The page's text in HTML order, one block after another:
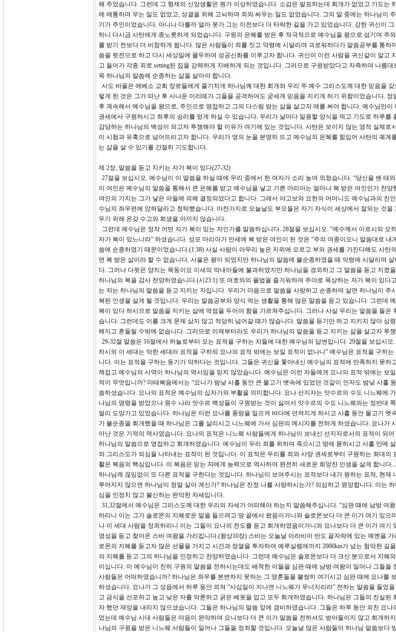
해 주었습니다. 그런데 그 형제의 신앙생활은 뭔가 이상하였습니다. 소감은 발표하는데 회개가 없었고 기도는
에 애통하며 우는 일도 없었고, 성결을 위해 고뇌하며 죄와 싸우는 일도 없었습니다. 그의 말 중에는 하나님이
기가 주인이었습니다. 아니나 다를까 얼마 못가 그는 이전보다 더 타락한 길을 가고 있었습니다. 강한 귀신이
하니 다시금 사탄에게 종노릇하게 되었습니다. 구원의 은혜를 받은 후 적극적으로 예수님을 왕으로 섬기며 주
를 받기 전보다 더 비참하게 됩니다. 많은 사람들이 죄를 짓고 악령에 시달리며 괴로워하다가 말씀공부를 통하
씀을 뒷전으로 하고 다시 세상일에 몰두하여 성공신화를 이루고자 합니다. 귀신이 이런 사람을 귀신같이 알고
고 들어가 각종 죄로 setting된 집을 강력하게 지배하게 되는 것입니다. 그러므로 구원받았다고 자족하며 나름
욱 하나님의 말씀에 순종하는 삶을 살아야 합니다.
사도 바울은 에베소 교회 장로들에게 줄기차게 하나님께 대한 회개와 우리 주 예수 그리스도께 대한 믿음을 갖
렇게 한 것은 그가 떠난 후 사나운 이리떼가 그들을 공격하여도 굳세게 믿음을 지키게 하기 위함이었습니다.
후 계속해서 예수님을 왕으로, 주인으로 영접하고 그의 다스림 받는 삶을 살고자 애를 써야 합니다. 예수님만이
권세에서 구원하시고 최후의 승리를 얻게 하실 수 있습니다. 우리가 날마다 일용할 양식을 먹고 기도로 하루를
감당하는 하나님의 백성이 되고자 투쟁해야 할 이유가 여기에 있는 것입니다. 사탄은 보이지 않는 영적 실체로
이 시험과 유혹으로 넘어뜨리고자 합니다. 우리가 영의 눈을 분명히 뜨고 예수님의 은혜를 힘입어 사탄의 궤계
는 삶을 살 수 있기를 간절히 기도합니다.
제 2장, 말씀을 듣고 지키는 자가 복이 있다(27-32)
27절을 보십시오. 예수님이 이 말씀을 하실 때에 무리 중에서 한 여자가 소리 높여 외쳤습니다. “당신을 밴 태
이 여인은 예수님의 말씀을 통해서 큰 은혜를 받고 예수님을 낳고 기른 마리아는 얼마나 복 받은 여인인가 찬
여인의 가치는 그가 낳은 아들에 의해 결정되었다고 합니다. 그래서 야고보와 요한의 어머니도 예수님과의 친
수님의 좌우편에 앉혀달라고 청탁했습니다. 마찬가지로 오늘날도 부모들은 자기 자식이 세상에서 잘되는 것을
우기 위해 온갖 수고와 희생을 아끼지 않습니다.
그런데 예수님은 정작 어떤 자가 복이 있는 자인가를 말씀하십니다. 28절을 보십시오. “예수께서 이르시되 오
자가 복이 있느니라” 하셨습니다. 성모 마리아가 만세에 복 받은 여인이 된 것은 “주의 여종이오니 말씀대로 내
씀에 순종하였기 때문이었습니다.(1:38) 사실 사람이 아무리 높은 지위에 오르고 부와 권세를 가진다해도 사탄
면 복 받은 삶이라 할 수 없습니다. 사울은 왕이 되었지만 하나님의 말씀에 불순종하였을 때 악령에 시달리며
다. 그러나 다윗은 양치는 목동이요 이새의 막내아들에 불과하였지만 하나님을 경외하고 그 말씀을 듣고 지켰
하나님의 복을 감사 찬양하였습니다.(시23:1) 또 여호와의 율법을 즐거워하여 주야로 묵상하는 자가 복이 있다
는 자는 하나님의 말씀을 듣고 지키는 자입니다. 우리가 마음으로 말씀을 사랑하고 순종하여 살면 하나님이 주
복된 인생을 살게 될 것입니다. 우리는 말씀공부와 양식 먹는 생활을 통해 많은 말씀을 듣고 있습니다. 그런데
복이 있다 하시므로 말씀을 지키는 삶에 역점을 두어야 함을 가르쳐주십니다. 그러나 사실 우리는 말씀을 들은
습니다. 그런데도 이를 크게 문제 삼지 않고 적당히 넘어갈 때가 많습니다. 말씀을 듣기만 하고 지키지 않아 심
해지고 흔들릴 수밖에 없습니다. 그러므로 이제부터라도 우리가 하나님의 말씀을 듣고 지키는 삶을 살고자 투
29-32절 말씀은 16절에서 하늘로부터 오는 표적을 구하는 자들에 대한 예수님의 답변입니다. 29절을 보십시
하시되 이 세대는 악한 세대라 표적을 구하되 요나의 표적 밖에는 보일 표적이 없나니” 예수님은 표적을 구하
니다. 이는 표적을 구하는 동기가 악하다는 것입니다. 그들은 귀신을 쫓아내신 예수님의 표적에 만족하지 못하
책잡고 예수님의 사역이 하나님의 역사임을 믿지 않았습니다. 예수님은 이런 자들에게 요나의 표적 밖에는 보
적이 무엇입니까? 마태복음에서는 “요나가 밤낮 사흘 동안 큰 물고기 뱃속에 있었던 것같이 인자도 밤낮 사흘
씀하셨습니다. 요나의 표적은 예수님의 십자가와 부활을 의미합니다. 요나 선지자는 앗수르의 수도 니느웨에
나님의 명령을 받았으나 원수 나라 앗수르 백성들이 구원받는 것이 싫어서 앗수르의 수도 니느웨와는 정반대
멀리 도망가고 있었습니다. 하나님은 이런 요나를 풍랑을 일으켜 바다에 던져지게 하시고 사흘 동안 물고기 뱃
가 불순종을 회개했을 때 하나님은 그를 살리시고 니느웨에 가서 심판의 메시지를 전하게 하셨습니다. 요나가
아난 것은 기적의 역사였습니다. 요나의 표적은 니느웨 사람들에게 하나님이 보내신 선지자로서의 표적이 되
하나님의 말씀으로 영접하고 회개하였습니다. 예수님이 우리 죄를 위하여 죽으시고 땅에 묻히시고 사흘 만에
와 그리스도가 되심을 나타내는 표적이 된 것입니다. 이 표적은 우리를 죄와 사망 권세로부터 구원하는 최대의
활은 복음의 핵심입니다. 이 복음은 믿는 자에게 능력으로 역사하여 완전히 새로운 희망찬 인생을 살게 합니다.
하나님께 끊임없이 또 다른 표적을 구한다는 것입니다. 하나님이 보여주시는 표적보다 내가 원하는 표적, 현재
루어지지 않으면 하나님이 정말 살아 계신가? 하나님은 진정 나를 사랑하시는가? 의심하고 원망합니다. 이는
심을 인정치 않고 불신하는 완악한 자세입니다.
31,32절에서 예수님은 그리스도께 대한 우리의 자세가 어떠해야 하는지 말씀해주십니다. “심판 때에 남방 여
하리니 이는 그가 솔로몬의 지혜로운 말을 들으려고 땅 끝에서 왔음이거니와 솔로몬보다 더 큰 이가 여기 있으
나 이 세대 사람을 정죄하리니 이는 그들이 요나의 전도를 듣고 회개하였음이거니와 요나보다 더 큰 이가 여기
명성을 듣고 찾아온 스바 여왕을 가리킵니다.(왕상10장) 스바는 오늘날 아라비아 반도 끝자락에 있는 예멘을
로몬의 지혜를 듣고자 많은 선물을 가지고 시간과 정열을 투자하여 예루살렘에까지 2000km가 넘는 험악한 길
의 지혜를 듣고 그의 하나님을 인정하고 찬양하였습니다. 그런데 예수님은 솔로몬보다 더 크신 분으로서 지혜
이십니다. 이 예수님이 친히 구원의 말씀을 전하시는데도 배척한 이들을 심판 때에 남방 여왕이 일어나 그들을
사람들은 어떠하였습니까? 하나님은 좌우를 분변하지 못하는 그 영혼들을 불쌍히 여기시고 심판 때에 요나를
하셨습니다. 요나가 그 성읍에서 하루 동안 외쳐 “사십일이 지나면 니느웨가 무너지리라” 전하는 말씀을 들었
고 금식을 선포하고 높고 낮은 자를 막론하고 굵은 베옷을 입고 모두 회개하였습니다. 하나님은 그들의 진실된
자 했던 재앙을 내리지 않으셨습니다. 그들은 하나님의 말씀 앞에 겸비하였습니다. 그들은 하루 동안 외친 요나
었는데 예수님 시대 사람들은 마음이 완악하여 요나보다 더 큰 이가 말씀을 전하셔도 받아들이지 않고 회개하
나님의 구원을 받은 니느웨 사람들이 일어나 그들을 정죄할 것입니다. 오늘날 많은 사람들이 하나님 말씀보다